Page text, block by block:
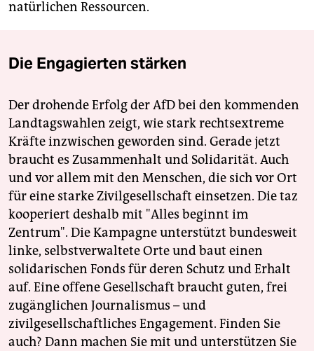
natürlichen Ressourcen.
Die Engagierten stärken
Der drohende Erfolg der AfD bei den kommenden
Landtagswahlen zeigt, wie stark rechtsextreme
Kräfte inzwischen geworden sind. Gerade jetzt
braucht es Zusammenhalt und Solidarität. Auch
und vor allem mit den Menschen, die sich vor Ort
für eine starke Zivilgesellschaft einsetzen. Die taz
kooperiert deshalb mit "Alles beginnt im
Zentrum". Die Kampagne unterstützt bundesweit
linke, selbstverwaltete Orte und baut einen
solidarischen Fonds für deren Schutz und Erhalt
auf. Eine offene Gesellschaft braucht guten, frei
zugänglichen Journalismus – und
zivilgesellschaftliches Engagement. Finden Sie
auch? Dann machen Sie mit und unterstützen Sie